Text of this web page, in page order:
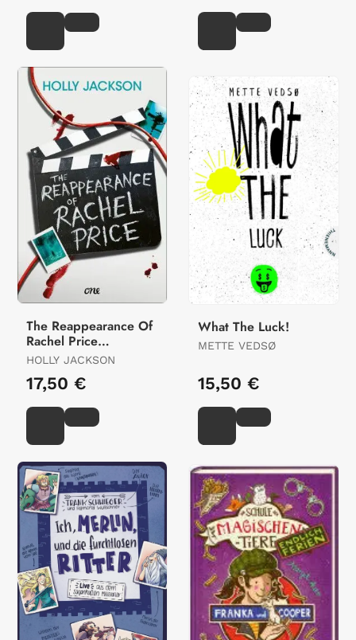
The Reappearance Of
Rachel Price
(Deutsche Ausgabe)
HOLLY JACKSON
17,50 €
What The Luck!
METTE VEDSØ
15,50 €